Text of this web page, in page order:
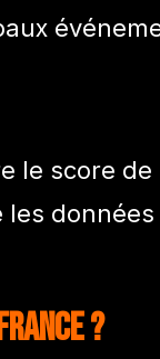
le score de
?